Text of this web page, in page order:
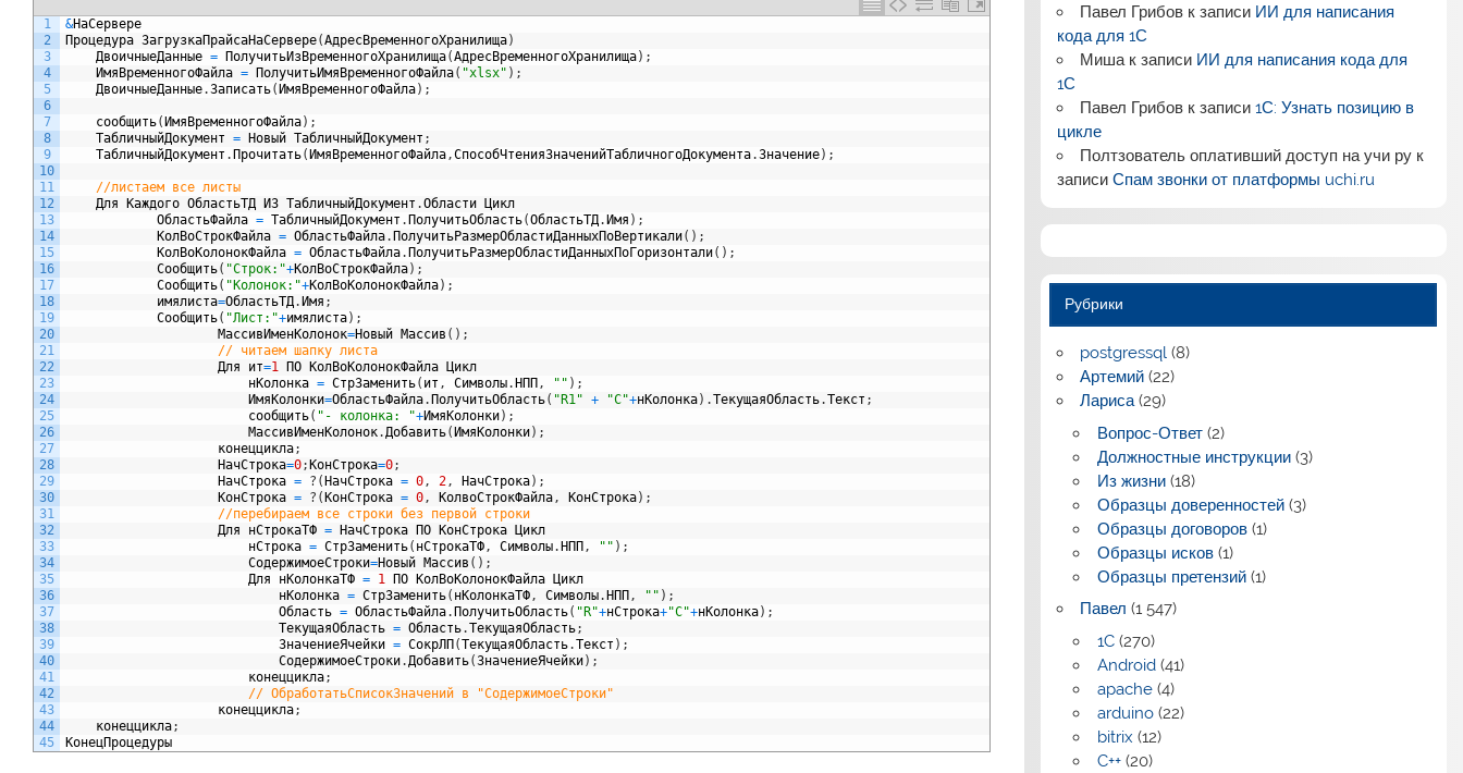
1
2
3
4
5
6
7
8
9
10
11
12
13
14
15
16
17
18
19
20
21
22
23
24
25
26
27
28
29
30
31
32
33
34
35
36
37
38
39
40
41
42
43
44
45
&НаСервере
Процедура ЗагрузкаПрайсаНаСервере(АдресВременногоХранилища)
ДвоичныеДанные = ПолучитьИзВременногоХранилища(АдресВременногоХранилища) ;
ИмяВременногоФайла = ПолучитьИмяВременногоФайла( "xlsx" ) ;
ДвоичныеДанные.Записать( ИмяВременногоФайла) ;
сообщить( ИмяВременногоФайла) ;
ТабличныйДокумент = Новый ТабличныйДокумент ;
ТабличныйДокумент . Прочитать( ИмяВременногоФайла,СпособЧтенияЗначенийТабличногоДокумента.Значение) ;
//листаем все листы
Для
Каждого ОбластьТД ИЗ ТабличныйДокумент .Области Цикл
ОбластьФайла = ТабличныйДокумент . ПолучитьОбласть(ОбластьТД. Имя ) ;
КолВоСтрокФайла = ОбластьФайла. ПолучитьРазмерОбластиДанныхПоВертикали( ) ;
КолВоКолонокФайла = ОбластьФайла. ПолучитьРазмерОбластиДанныхПоГоризонтали( ) ;
Сообщить( "Строк:"+КолВоСтрокФайла) ;
Сообщить( "Колонок:"+КолВоКолонокФайла) ;
имялиста=ОбластьТД. Имя ;
Сообщить( "Лист:"+имялиста) ;
МассивИменКолонок=Новый Массив ( ) ;
// читаем шапку листа
Для
ит=1 ПО КолВоКолонокФайла Цикл
нКолонка = СтрЗаменить( ит , Символы. НПП , "" ) ;
ИмяКолонки=ОбластьФайла. ПолучитьОбласть( "R1" + "C"+нКолонка) .ТекущаяОбласть.Текст ;
сообщить( "- колонка: "+ИмяКолонки) ;
МассивИменКолонок.Добавить( ИмяКолонки) ;
конеццикла;
НачСтрока=0; КонСтрока=0;
НачСтрока = ? ( НачСтрока = 0, 2, НачСтрока) ;
КонСтрока = ? ( КонСтрока = 0, КолвоСтрокФайла, КонСтрока) ;
Для
нСтрокаТФ = НачСтрока ПО КонСтрока Цикл
нСтрока = СтрЗаменить( нСтрокаТФ, Символы. НПП , "" ) ;
СодержимоеСтроки=Новый Массив ( ) ;
Для
нКолонкаТФ = 1 ПО КолВоКолонокФайла Цикл
нКолонка = СтрЗаменить( нКолонкаТФ, Символы. НПП , "" ) ;
Область = ОбластьФайла. ПолучитьОбласть( "R"+нСтрока+"C"+нКолонка) ;
ТекущаяОбласть = Область.ТекущаяОбласть;
ЗначениеЯчейки = СокрЛП (ТекущаяОбласть.Текст ) ;
СодержимоеСтроки.Добавить(ЗначениеЯчейки) ;
конеццикла;
// ОбработатьСписокЗначений в "СодержимоеСтроки"
конеццикла;
конеццикла;
КонецПроцедуры
Павел Грибов к записи ИИ для написания
кода для 1С
Мишак записи ИИ для написания кода для
1С
Павел Грибов к записи1С: Узнать позицию в
цикле
Полтзователь оплативший доступ на учи ру к
записиСпам звонки от платформы uchi.ru
Рубрики
postgressql (8)
Артемий (22)
Лариса(29)
Вопрос-Ответ(2)
Должностные инструкции(3)
Из жизни(18)
Образцы доверенностей(3)
Образцы договоров(1)
Образцы исков(1)
Образцы претензий(1)
Павел (1 547)
1C(270)
Android(41)
apache(4)
arduino(22)
bitrix (12)
C++(20)